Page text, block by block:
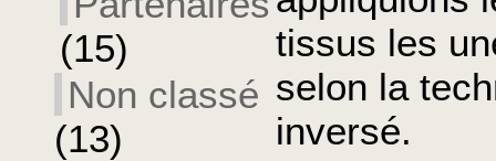
(15)
Non classé
(13)
tissus les
selon la
inversé.